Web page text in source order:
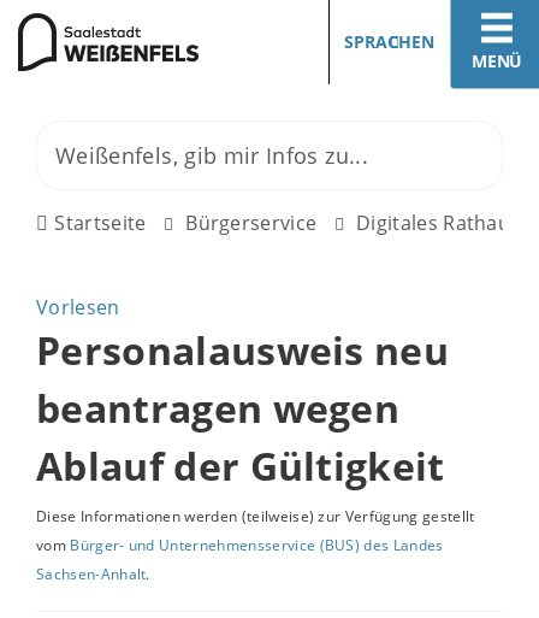
MENÜ
SPRACHEN
Startseite Bürgerservice Digitales Rathaus
Vorlesen
Personalausweis neu
beantragen wegen
Ablauf der Gültigkeit
Diese Informationen werden (teilweise) zur Verfügung gestellt
vom Bürger- und Unternehmensservice (BUS) des Landes
Sachsen-Anhalt.